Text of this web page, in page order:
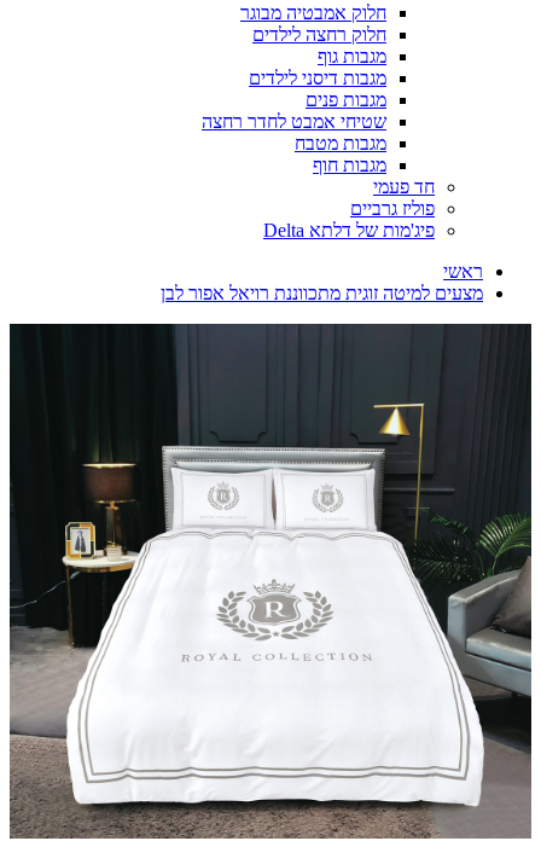
חלוק אמבטיה מבוגר
חלוק רחצה לילדים
מגבות גוף
מגבות דיסני לילדים
מגבות פנים
שטיחי אמבט לחדר רחצה
מגבות מטבח
מגבות חוף
חד פעמי
פוליז גרביים
פיג'מות של דלתא Delta
ראשי
מצעים למיטה זוגית מתכווננת רויאל אפור לבן